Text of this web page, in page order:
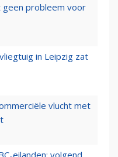
probleem voor
in Leipzig zat
vlucht met